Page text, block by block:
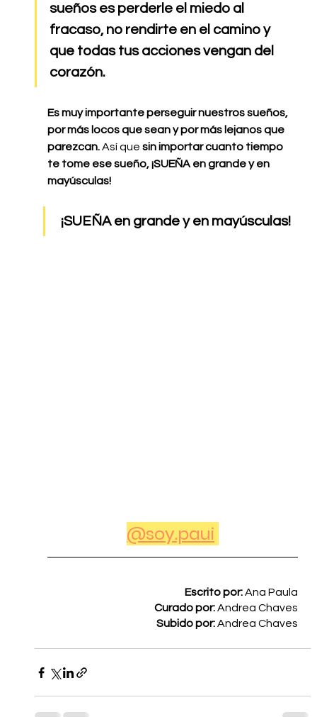
sueños es perderle el miedo al
fracaso, no rendirte en el camino y
que todas tus acciones vengan del
corazón.
Es muy importante perseguir nuestros sueños,
por más locos que sean y por más lejanos que
parezcan. Así que sin importar cuanto tiempo
te tome ese sueño, ¡SUEÑA en grande y en
mayúsculas!
¡SUEÑA en grande y en mayúsculas!
@soy.paui
Escrito por: Ana Paula
Curado por: Andrea Chaves
Subido por: Andrea Chaves